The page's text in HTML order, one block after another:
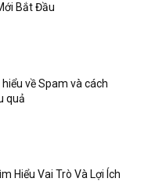
Bắt Đầu
về Spam và cách
quả
Hiểu Vai Trò Và Lợi Ích